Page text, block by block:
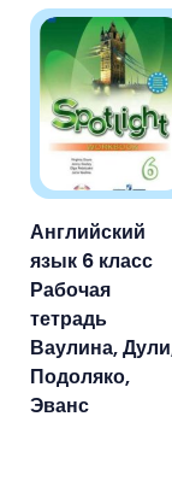
Английский
язык 6 класс
Рабочая
тетрадь
Ваулина,
Подоляко,
Эванс